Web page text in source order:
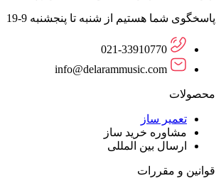
پاسخگوی شما هستیم از شنبه تا پنجشنبه 9-19
021-33910770
info@delarammusic.com
محصولات
تعمیر ساز
مشاوره خرید ساز
ارسال بین المللی
قوانین و مقررات